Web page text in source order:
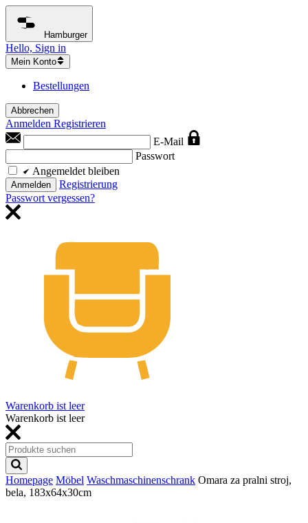
Hamburger
Hello, Sign in
Mein Konto
Bestellungen
Abbrechen
Anmelden Registrieren
E-Mail
Passwort
Angemeldet bleiben
Anmelden
Registrierung
Passwort vergessen?
Warenkorb ist leer
Warenkorb ist leer
Homepage Möbel Waschmaschinenschrank Omara za pralni stroj,
bela, 183x64x30cm